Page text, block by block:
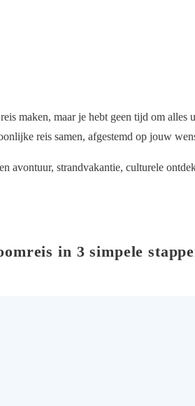
maken, maar je hebt geen tijd om
reis samen, afgestemd op jouw
avontuur, strandvakantie, culturele
in 3 simpele